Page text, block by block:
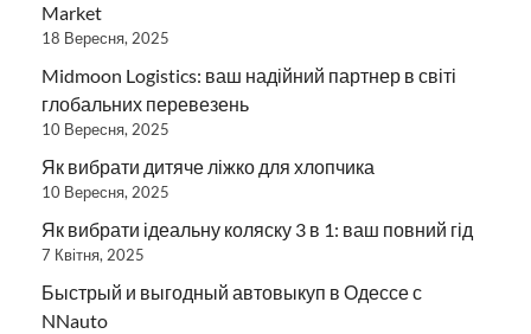
Market
18 Вересня, 2025
Midmoon Logistics: ваш надійний партнер в світі
глобальних перевезень
10 Вересня, 2025
Як вибрати дитяче ліжко для хлопчика
10 Вересня, 2025
Як вибрати ідеальну коляску 3 в 1: ваш повний гід
7 Квітня, 2025
Быстрый и выгодный автовыкуп в Одессе с
NNauto